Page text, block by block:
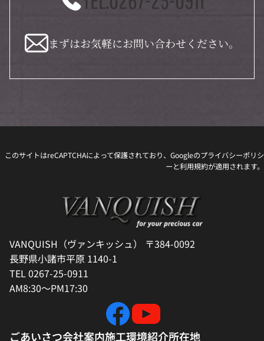
まずはお気軽にお問い合わせください。
このサイトはreCAPTCHAによって保護されており、Googleのプライバシーポリシ
ーと利用規約が適用されます。
VANQUISH（ヴァンキッシュ） 〒384-0092
長野県小諸市平原 1140-1
TEL 0267-25-0911
AM8:30～PM17:30
ごあいさつ会社案内施工環境紹介所在地